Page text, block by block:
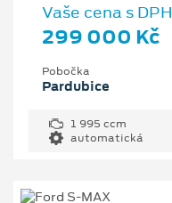
Vaše cena s DPH
299 000 Kč
Pobočka
Pardubice
1 995 ccm
automatická